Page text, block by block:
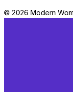
© 2026 Modern